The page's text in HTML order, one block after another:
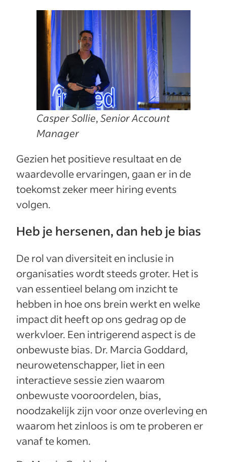
Casper Sollie,Senior Account
Manager
Gezien het positieve resultaat en de
waardevolle ervaringen, gaan er in de
toekomst zeker meer hiring events
volgen.
Heb je hersenen, dan heb je bias
De rol van diversiteit en inclusie in
organisaties wordt steeds groter. Het is
van essentieel belang om inzicht te
hebben in hoe ons brein werkt en welke
impact dit heeft op ons gedrag op de
werkvloer. Een intrigerend aspect is de
onbewuste bias. Dr. Marcia Goddard,
neurowetenschapper, liet in een
interactieve sessie zien waarom
onbewuste vooroordelen, bias,
noodzakelijk zijn voor onze overleving en
waarom het zinloos is om te proberen er
vanaf te komen.